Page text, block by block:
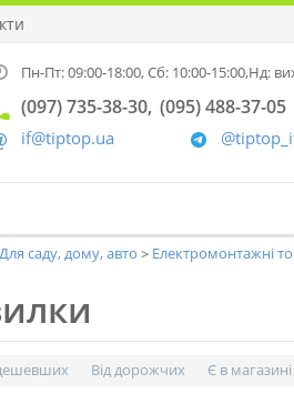
Пн-Пт: 09:00-18:00,Сб: 10:00-15:00,Нд:
(097) 735-38-30 (095) 488-37-05
if@tiptop.ua
Для саду, дому, авто Електромонтажні
Від дорожчих Є в магазині